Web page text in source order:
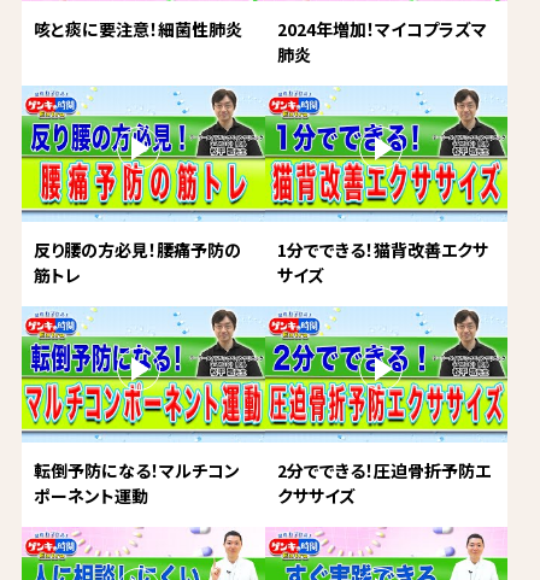
咳と痰に要注意！細菌性肺炎
2024年増加！マイコプラズマ
肺炎
反り腰の方必見！腰痛予防の
筋トレ
1分でできる！猫背改善エクサ
サイズ
転倒予防になる！マルチコン
ポーネント運動
2分でできる！圧迫骨折予防エ
クササイズ